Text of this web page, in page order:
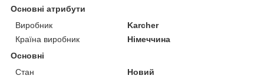
Основні атрибути
Виробник
Karcher
Країна виробник
Німеччина
Основні
Стан
Новий